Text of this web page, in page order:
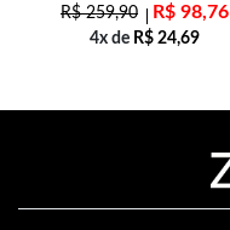
R$259,90 R$ 98,76
4x de R$ 24,69